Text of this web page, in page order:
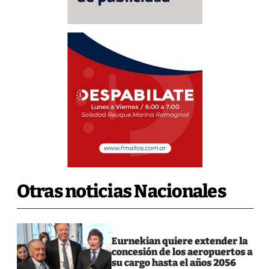
Otras noticias Nacionales
Eurnekian quiere extender la
concesión de los aeropuertos a
su cargo hasta el años 2056